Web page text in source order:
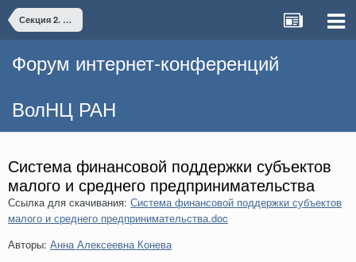
Секция 2. Инфраструктурное обеспечение научно-технологического развития территорий и проблемы организации инновационной деятельности в реальном секторе экономики
Форум интернет-конференций
ВолНЦ РАН
Система финансовой поддержки субъектов
малого и среднего предпринимательства
Ссылка для скачивания: Система финансовой поддержки субъектов
малого и среднего предпринимательства.doc
Авторы: Анна Алексеевна Конева